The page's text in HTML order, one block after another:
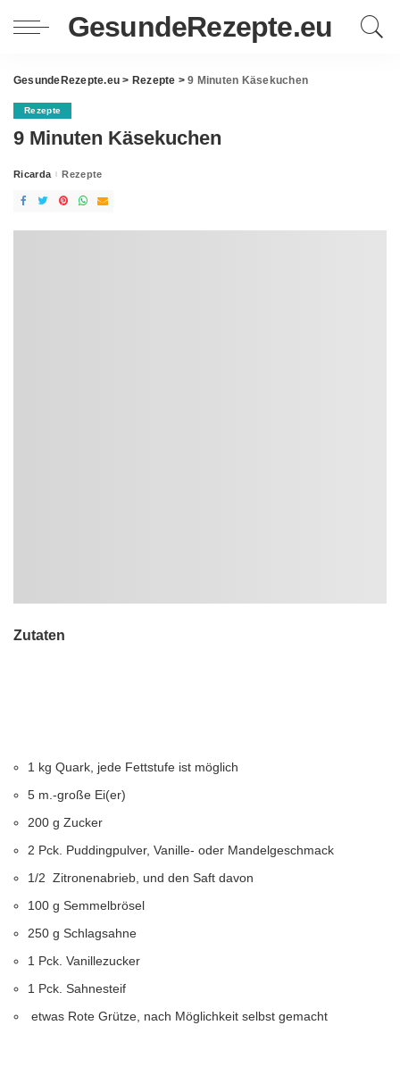
GesundeRezepte.eu
GesundeRezepte.eu > Rezepte >9 Minuten Käsekuchen
Rezepte
9 Minuten Käsekuchen
Posted
Ricarda Rezepte
Zutaten
1 kg Quark, jede Fettstufe ist möglich
5 m.-große Ei(er)
200 g Zucker
2 Pck. Puddingpulver, Vanille- oder Mandelgeschmack
1/2 Zitronenabrieb, und den Saft davon
100 g Semmelbrösel
250 g Schlagsahne
1 Pck. Vanillezucker
1 Pck. Sahnesteif
etwas Rote Grütze, nach Möglichkeit selbst gemacht